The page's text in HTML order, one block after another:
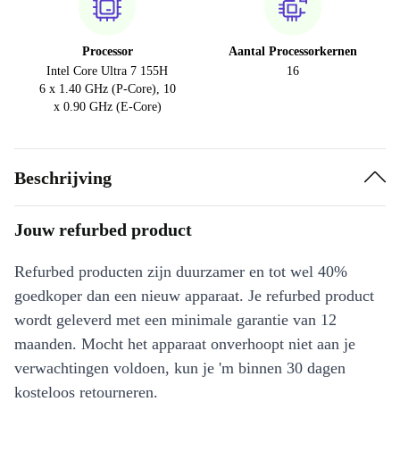
Processor
Intel Core Ultra 7 155H
6 x 1.40 GHz (P-Core), 10
x 0.90 GHz (E-Core)
Aantal Processorkernen
16
Beschrijving
Jouw refurbed product
Refurbed producten zijn duurzamer en tot wel 40%
goedkoper dan een nieuw apparaat. Je refurbed product
wordt geleverd met een minimale garantie van 12
maanden. Mocht het apparaat onverhoopt niet aan je
verwachtingen voldoen, kun je 'm binnen 30 dagen
kosteloos retourneren.